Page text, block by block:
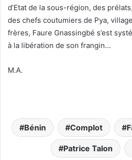
d’Etat de la sous-région, des
des chefs coutumiers de Pya,
frères, Faure Gnassingbé s’est
à la libération de son frangin…
M.A.
Bénin Complot
Patrice Talon